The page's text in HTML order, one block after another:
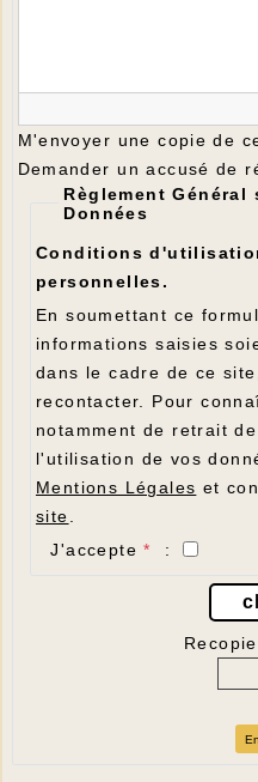
M'envoyer une copie de
Demander un accusé de
Règlement
Données
Conditions
personnelles.
En soumettant ce
informations saisies
dans le cadre de ce
recontacter. Pour
notamment de retrait
l'utilisation de vos
Mentions Légales et
site
J'accepte* :